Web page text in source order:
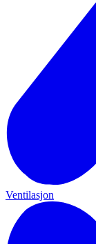
Ventilasjon